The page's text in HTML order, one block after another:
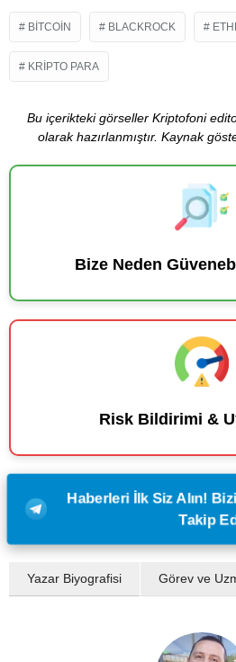
BITCOIN BLACKROCK
KRIPTO PARA
Bu içerikteki görseller Kriptofoni
olarak hazırlanmıştır. Kaynak
Bize Neden
Risk Bildirimi &
Haberleri İlk Siz Alın!
Takip
Yazar Biyografisi Görev ve